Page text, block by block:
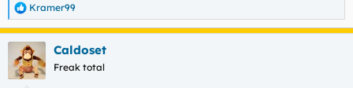
R
e
a
c
i
Kramer99
Caldoset
Freak total